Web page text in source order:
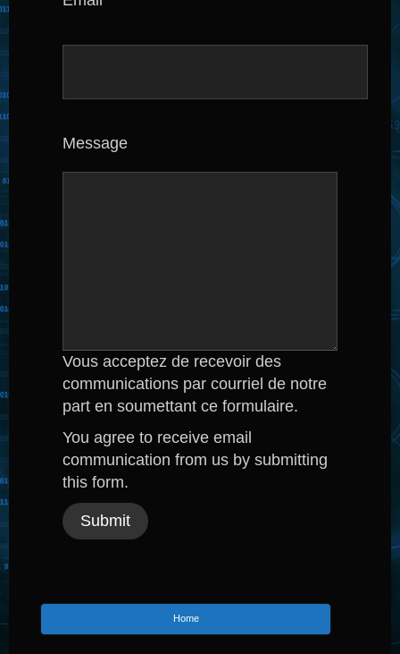
Message
Vous acceptez de recevoir des
communications par courriel de notre
part en soumettant ce formulaire.
You agree to receive email
communication from us by submitting
this form.
Submit
Home